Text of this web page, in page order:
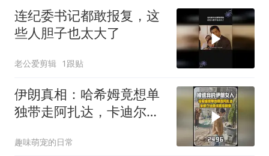
连纪委书记都敢报复，这
些人胆子也太大了
老公爱剪辑 1跟贴
伊朗真相：哈希姆竟想单
独带走阿扎达，卡迪尔重
趣味萌宠的日常